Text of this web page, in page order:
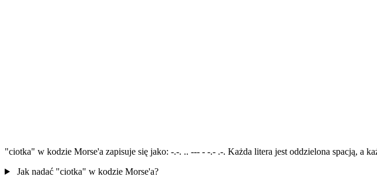
"ciotka" w kodzie Morse'a zapisuje się jako: -.-. .. --- - -.- .-. Każda litera jest oddzielona spacją, a
Jak nadać "ciotka" w kodzie Morse'a?